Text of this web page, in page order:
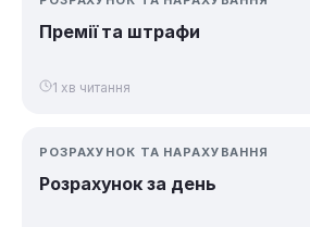
Премії та штрафи
1 хв читання
РОЗРАХУНОК ТА НАРАХУВАННЯ
Розрахунок за день